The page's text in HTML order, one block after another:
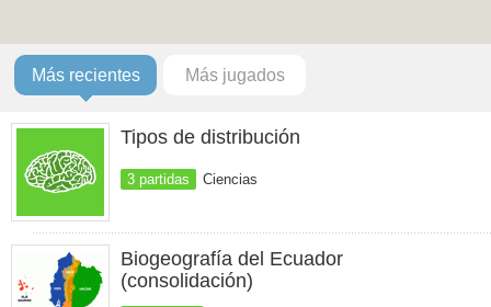
Más recientes Más jugados
Tipos de distribución
3 partidas Ciencias
Biogeografía del Ecuador
(consolidación)